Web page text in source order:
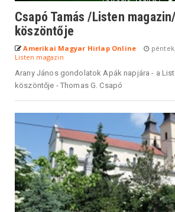
Csapó Tamás /Listen
köszöntője
Amerikai Magyar Hirlap Online
Listen magazin
Arany János gondolatok Apák napjára - a
köszöntője - Thomas G. Csapó